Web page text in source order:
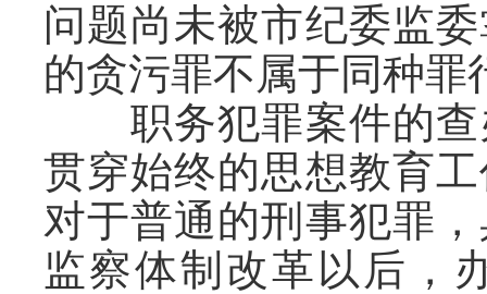
问题尚未被市纪委监
的贪污罪不属于同种
职务犯罪案件的查
贯穿始终的思想教育
对于普通的刑事犯罪
监察体制改革以后，